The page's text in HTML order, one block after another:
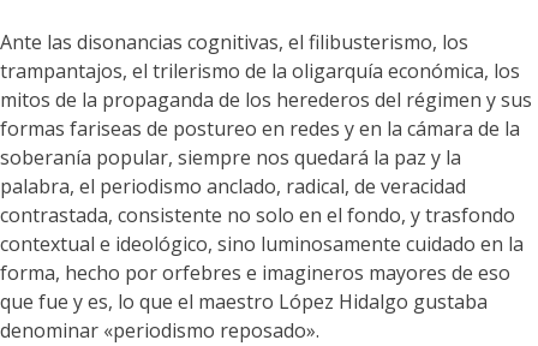
Ante las disonancias cognitivas, el filibusterismo, los
trampantajos, el trilerismo de la oligarquía económica, los
mitos de la propaganda de los herederos del régimen y sus
formas fariseas de postureo en redes y en la cámara de la
soberanía popular, siempre nos quedará la paz y la
palabra, el periodismo anclado, radical, de veracidad
contrastada, consistente no solo en el fondo, y trasfondo
contextual e ideológico, sino luminosamente cuidado en la
forma, hecho por orfebres e imagineros mayores de eso
que fue y es, lo que el maestro López Hidalgo gustaba
denominar «periodismo reposado».